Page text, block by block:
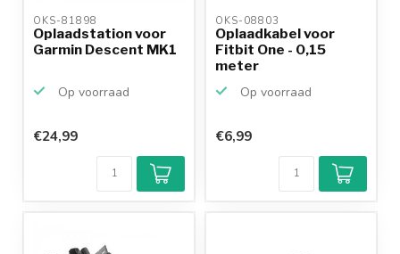
OKS-81898
Oplaadstation voor
Garmin Descent MK1
Op voorraad
€24,99
OKS-08803
Oplaadkabel voor
Fitbit One - 0,15
meter
Op voorraad
9,2/10
Achteraf
betalen mogelijk
€6,99